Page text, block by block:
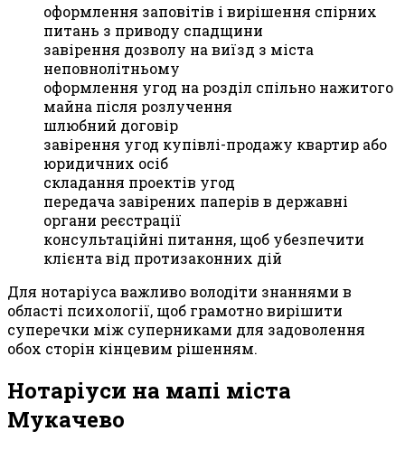
оформлення заповітів і вирішення спірних
питань з приводу спадщини
завірення дозволу на виїзд з міста
неповнолітньому
оформлення угод на розділ спільно нажитого
майна після розлучення
шлюбний договір
завірення угод купівлі-продажу квартир або
юридичних осіб
складання проектів угод
передача завірених паперів в державні
органи реєстрації
консультаційні питання, щоб убезпечити
клієнта від протизаконних дій
Для нотаріуса важливо володіти знаннями в
області психології, щоб грамотно вирішити
суперечки між суперниками для задоволення
обох сторін кінцевим рішенням.
Нотаріуси на мапі міста
Мукачево